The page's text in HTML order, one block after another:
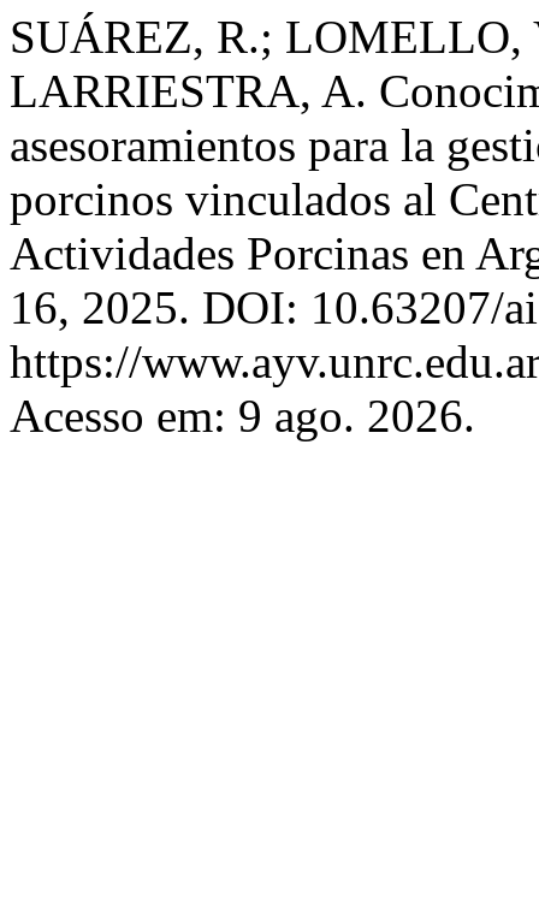
SUÁREZ, R.;
LARRIESTRA, A.
asesoramientos para la
porcinos vinculados al
Actividades Porcinas en
16, 2025. DOI: 10.63207/
https://
Acesso em: 9 ago. 2026.